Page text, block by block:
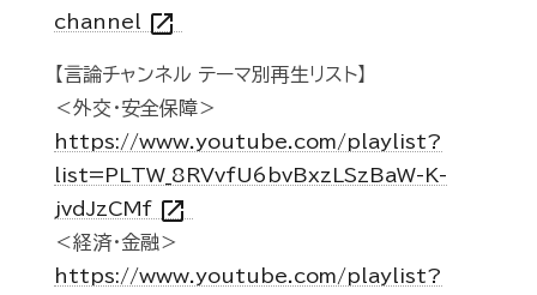
channel open_in_new
【言論チャンネル テーマ別再生リスト】
＜外交・安全保障＞
https://www.youtube.com/playlist?
list=PLTW_8RVvfU6bvBxzLSzBaW-K-
jvdJzCMf open_in_new
＜経済・金融＞
https://www.youtube.com/playlist?